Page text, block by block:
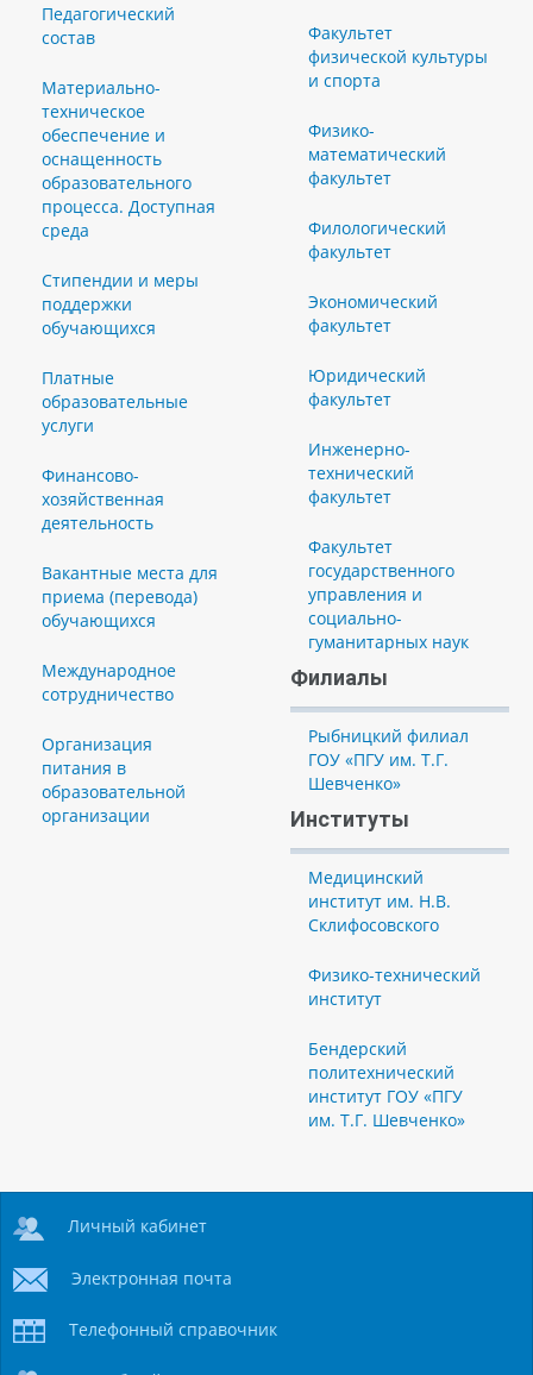
Педагогический
состав
Материально-
техническое
обеспечение и
оснащенность
образовательного
процесса. Доступная
среда
Стипендии и меры
поддержки
обучающихся
Платные
образовательные
услуги
Финансово-
хозяйственная
деятельность
Вакантные места для
приема (перевода)
обучающихся
Международное
сотрудничество
Организация
питания в
образовательной
организации
Факультет
физической культуры
и спорта
Физико-
математический
факультет
Филологический
факультет
Экономический
факультет
Юридический
факультет
Инженерно-
технический
факультет
Факультет
государственного
управления и
социально-
гуманитарных наук
Филиалы
Рыбницкий филиал
ГОУ «ПГУ им. Т.Г.
Шевченко»
Институты
Медицинский
институт им. Н.В.
Склифосовского
Физико-технический
институт
Бендерский
политехнический
институт ГОУ «ПГУ
им. Т.Г. Шевченко»
Личный кабинет
Электронная почта
Телефонный справочник